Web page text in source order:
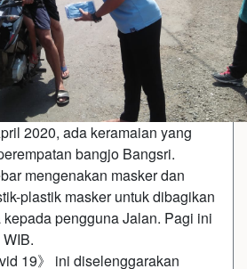
2020, ada keramaian yang
bangjo Bangsri.
mengenakan masker dan
plastik masker untuk dibagikan
pengguna Jalan. Pagi ini
19》 ini diselenggarakan